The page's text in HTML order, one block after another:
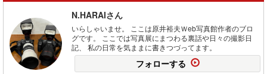
N.HARAIさん
いらしゃいませ。 ここは原井裕夫Ｗeb写真館作者のブロ
グです。 ここでは写真展にまつわる裏話や日々の撮影日
記、 私の日常を気ままに書きつづってます。
フォローする